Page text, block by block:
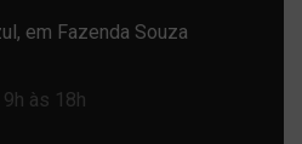
em Fazenda Souza
às 18h